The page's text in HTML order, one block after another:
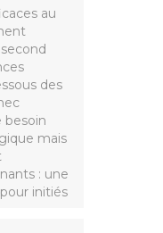
au
des
besoin
mais
: une
initiés